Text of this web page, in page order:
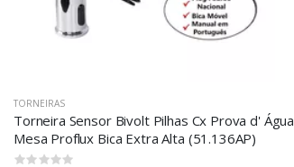
TORNEIRAS
Torneira Sensor Bivolt Pilhas Cx Prova d' Água
Mesa Proflux Bica Extra Alta (51.136AP)